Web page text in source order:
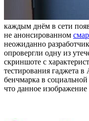
каждым днём в сети
не анонсированном
неожиданно
опровергли одну из
скриншоте с
тестирования гаджета
бенчмарка в
что данное